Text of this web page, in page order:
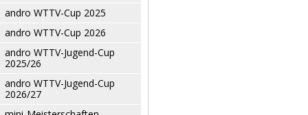
andro WTTV-Cup 2025
andro WTTV-Cup 2026
andro WTTV-Jugend-Cup
2025/26
andro WTTV-Jugend-Cup
2026/27